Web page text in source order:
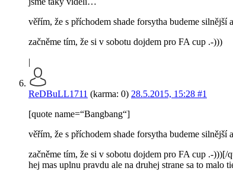
věřím, že s příchodem shade forsytha budeme
začněme tím, že si v sobotu dojdem pro FA cup .-)))
|
ReDBuLL1711 (karma: 0) 28.5.2015, 15:28 #1
[quote name=“Bangbang“]
věřím, že s příchodem shade forsytha budeme
začněme tím, že si v sobotu dojdem pro FA cup .-)))[/
hej mas uplnu pravdu ale na druhej strane sa to